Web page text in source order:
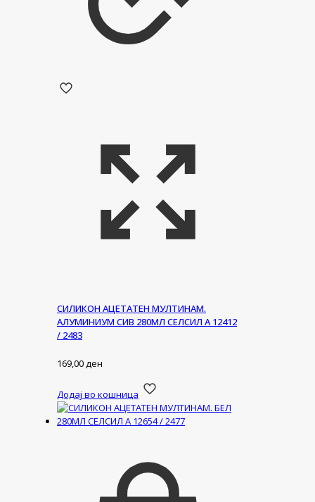
СИЛИКОН АЦЕТАТЕН МУЛТИНАМ.
АЛУМИНИУМ СИВ 280МЛ СЕЛСИЛ А 12412
/ 2483
169,00ден
Додај во кошница